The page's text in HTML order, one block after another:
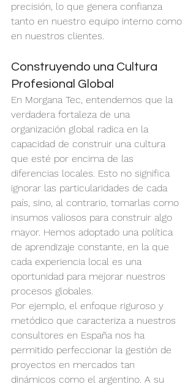
precisión, lo que genera confianza
tanto en nuestro equipo interno como
en nuestros clientes.
Construyendo una Cultura
Profesional Global
En Morgana Tec, entendemos que la
verdadera fortaleza de una
organización global radica en la
capacidad de construir una cultura
que esté por encima de las
diferencias locales. Esto no significa
ignorar las particularidades de cada
país, sino, al contrario, tomarlas como
insumos valiosos para construir algo
mayor. Hemos adoptado una política
de aprendizaje constante, en la que
cada experiencia local es una
oportunidad para mejorar nuestros
procesos globales.
Por ejemplo, el enfoque riguroso y
metódico que caracteriza a nuestros
consultores en España nos ha
permitido perfeccionar la gestión de
proyectos en mercados tan
dinámicos como el argentino. A su